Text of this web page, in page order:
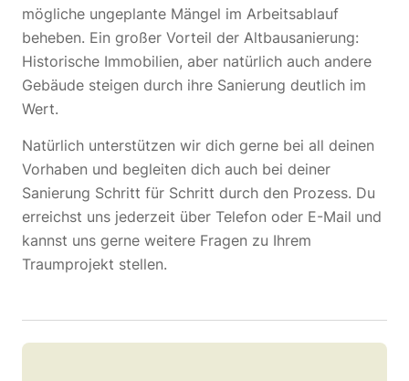
mögliche ungeplante Mängel im Arbeitsablauf
beheben. Ein großer Vorteil der Altbausanierung:
Historische Immobilien, aber natürlich auch andere
Gebäude steigen durch ihre Sanierung deutlich im
Wert.
Natürlich unterstützen wir dich gerne bei all deinen
Vorhaben und begleiten dich auch bei deiner
Sanierung Schritt für Schritt durch den Prozess. Du
erreichst uns jederzeit über Telefon oder E-Mail und
kannst uns gerne weitere Fragen zu Ihrem
Traumprojekt stellen.